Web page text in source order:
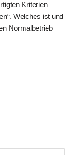
Kriterien
Welches ist und
Normalbetrieb